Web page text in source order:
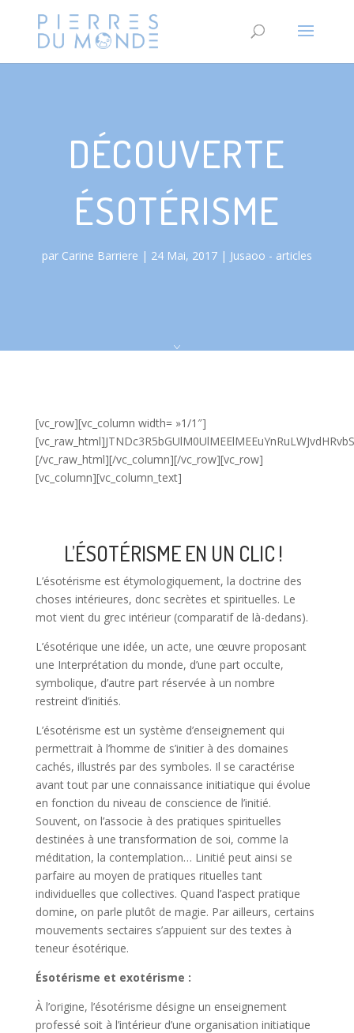
DÉCOUVERTE
ÉSOTÉRISME
par Carine Barriere 24 Mai, 2017 Jusaoo - articles
[vc_row][vc_column width= »1/1″]
[/vc_raw_html][/vc_column][/vc_row][vc_row]
[vc_column][vc_column_text]
L’ÉSOTÉRISME EN UN CLIC !
L’ésotérisme est étymologiquement, la doctrine des
choses intérieures, donc secrètes et spirituelles. Le
mot vient du grec intérieur (comparatif de là-dedans).
L’ésotérique une idée, un acte, une œuvre proposant
une Interprétation du monde, d’une part occulte,
symbolique, d’autre part réservée à un nombre
restreint d’initiés.
L’ésotérisme est un système d’enseignement qui
permettrait à l’homme de s’initier à des domaines
cachés, illustrés par des symboles. Il se caractérise
avant tout par une connaissance initiatique qui évolue
en fonction du niveau de conscience de l’initié.
Souvent, on l’associe à des pratiques spirituelles
destinées à une transformation de soi, comme la
méditation, la contemplation… Linitié peut ainsi se
parfaire au moyen de pratiques rituelles tant
individuelles que collectives. Quand l’aspect pratique
domine, on parle plutôt de magie. Par ailleurs, certains
mouvements sectaires s’appuient sur des textes à
teneur ésotérique.
Ésotérisme et exotérisme :
À l’origine, l’ésotérisme désigne un enseignement
professé soit à l’intérieur d’une organisation initiatique